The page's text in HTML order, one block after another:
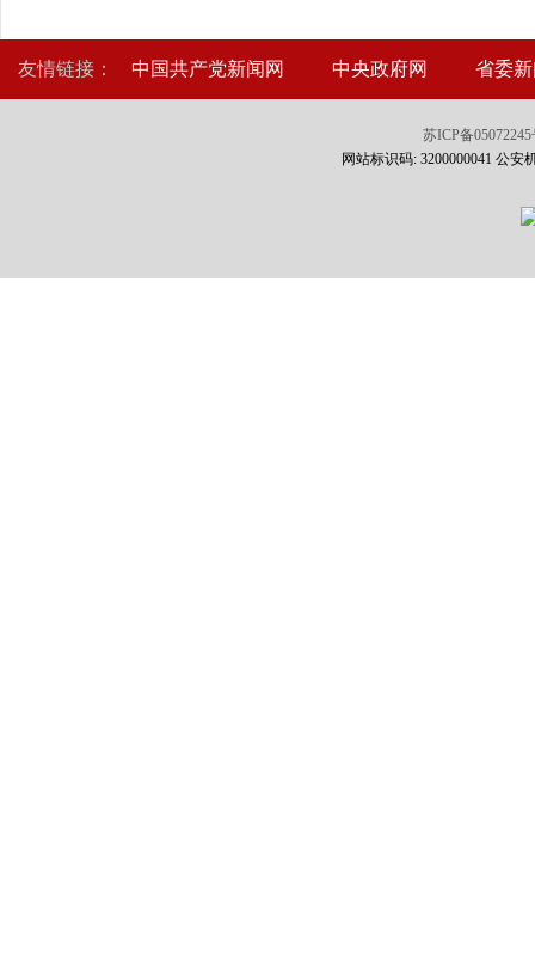
友情链接： 中国共产党新闻网 中央政府网 省委
苏ICP备05072245
网站标识码: 3200000041 公安